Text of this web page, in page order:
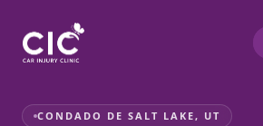
CONDADO DE SALT LAKE, UT